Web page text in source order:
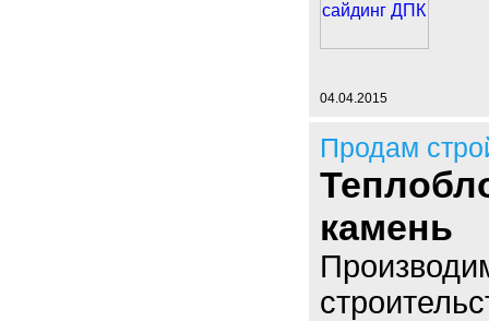
04.04.2015
Продам
камень